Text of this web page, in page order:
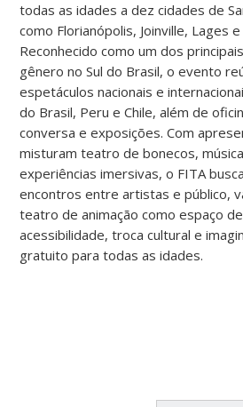
todas as idades a dez cidades de
como Florianópolis, Joinville, Lages
Reconhecido como um dos
gênero no Sul do Brasil, o evento
espetáculos nacionais e
do Brasil, Peru e Chile, além de
conversa e exposições. Com
misturam teatro de bonecos,
experiências imersivas, o FITA
encontros entre artistas e público,
teatro de animação como espaço
acessibilidade, troca cultural e
gratuito para todas as idades.